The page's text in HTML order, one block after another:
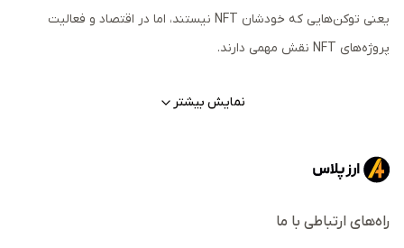
یعنی توکن‌هایی که خودشان NFT نیستند، اما در اقتصاد و فعالیت
پروژه‌های NFT نقش مهمی دارند.
کوین‌های NFT قابل‌تعویض‌اند؛ یعنی هر واحد از آن‌ها با واحد دیگر
نمایش بیشتر
راه‌های ارتباطی با ما